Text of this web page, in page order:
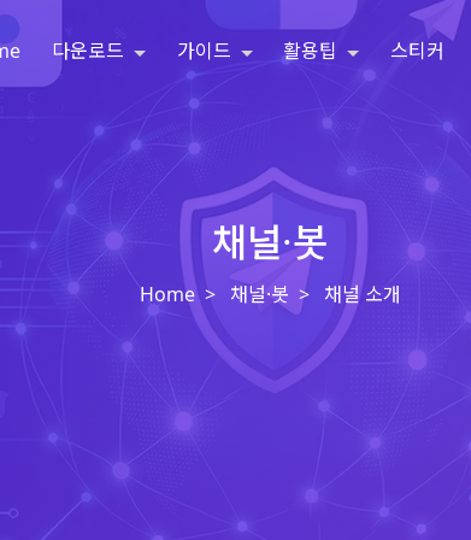
다운로드 가이드 활용팁 스티커
채널·봇
Home 채널·봇 채널 소개